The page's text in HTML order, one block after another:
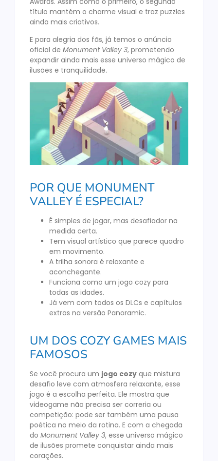
título mantém o charme visual e traz puzzles
ainda mais criativos.
E para alegria dos fãs, já temos o anúncio
oficial de Monument Valley 3, prometendo
expandir ainda mais esse universo mágico de
ilusões e tranquilidade.
POR QUE MONUMENT
VALLEY É ESPECIAL?
É simples de jogar, mas desafiador na
medida certa.
Tem visual artístico que parece quadro
em movimento.
A trilha sonora é relaxante e
aconchegante.
Funciona como um jogo cozy para
todas as idades.
Já vem com todos os DLCs e capítulos
extras na versão Panoramic.
UM DOS COZY GAMES MAIS
FAMOSOS
Se você procura um jogo cozy que mistura
desafio leve com atmosfera relaxante, esse
jogo é a escolha perfeita. Ele mostra que
videogame não precisa ser correria ou
competição: pode ser também uma pausa
poética no meio da rotina. E com a chegada
do Monument Valley 3, esse universo mágico
de ilusões promete conquistar ainda mais
corações.